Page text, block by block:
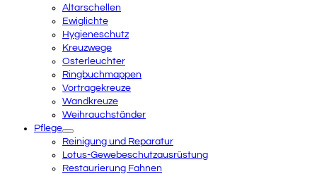
Altarschellen
Ewiglichte
Hygieneschutz
Kreuzwege
Osterleuchter
Ringbuchmappen
Vortragekreuze
Wandkreuze
Weihrauchständer
Pflege
Reinigung und Reparatur
Lotus-Gewebeschutzausrüstung
Restaurierung Fahnen